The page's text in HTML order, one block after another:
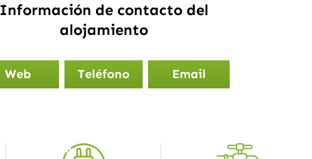
Información de contacto del
alojamiento
Web Teléfono Email